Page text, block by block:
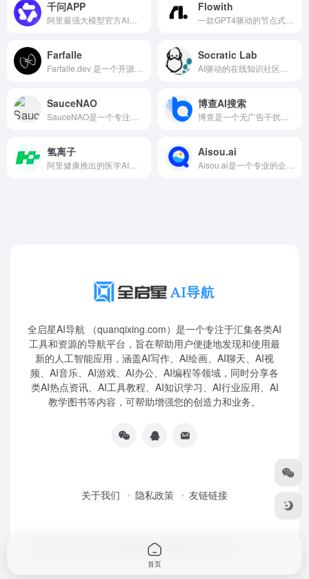
千问APP Flowith
Farfalle Socratic Lab
SauceNAO 博查AI搜索
氢离子 Aisou.ai
全启星AI导航 （quanqixing.com）是一个专注于汇集各类AI
工具和资源的导航平台，旨在帮助用户便捷地发现和使用最
新的人工智能应用，涵盖AI写作、AI绘画、AI聊天、AI视
频、AI音乐、AI游戏、AI办公、AI编程等领域，同时分享各
类AI热点资讯、AI工具教程、AI知识学习、AI行业应用、AI
教学图书等内容，可帮助增强您的创造力和业务。
关于我们 隐私政策 友链链接
全启星AI导航鲁ICP备2023010227号
首页